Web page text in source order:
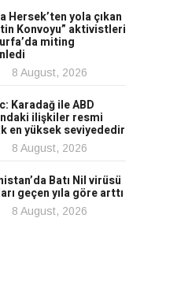
Hersek’ten yola çıkan
Konvoyu” aktivistleri
miting
8 August, 2026
Karadağ ile ABD
ilişkiler resmi
en yüksek seviyededir
8 August, 2026
Batı Nil virüsü
geçen yıla göre arttı
8 August, 2026